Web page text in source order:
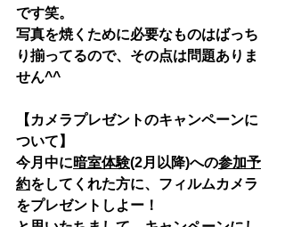
です笑。
写真を焼くために必要なものはばっち
り揃ってるので、その点は問題ありま
せん^^
【カメラプレゼントのキャンペーンに
ついて】
今月中に暗室体験(2月以降)への参加予
約をしてくれた方に、フィルムカメラ
をプレゼントしよー！